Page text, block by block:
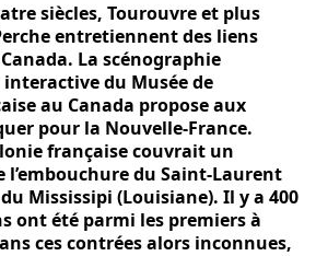
siècles, Tourouvre et plus
entretiennent des liens
La scénographie
du Musée de
au Canada propose aux
pour la Nouvelle-France.
française couvrait un
du Saint-Laurent
Mississipi (Louisiane). Il y a 400
ont été parmi les premiers à
ces contrées alors inconnues,